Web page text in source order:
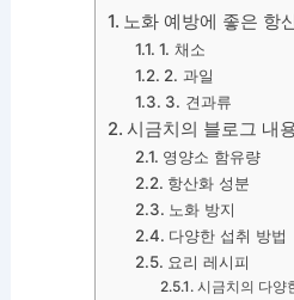
노화 예방에 좋은 항
1. 채소
2. 과일
3. 견과류
시금치의 블로그 내
영양소 함유량
항산화 성분
노화 방지
다양한 섭취 방법
요리 레시피
시금치의 다양